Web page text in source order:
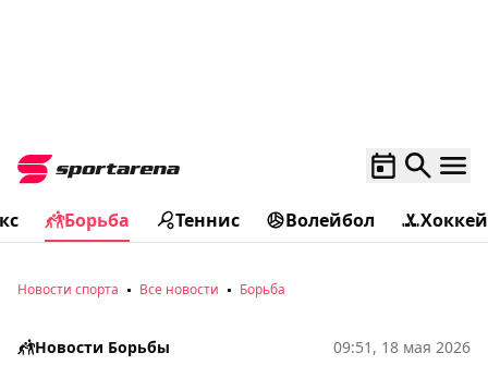
Борьба Теннис Волейбол Хоккей
Новости спорта Все новости Борьба
Новости Борьбы 09:51, 18 мая 2026